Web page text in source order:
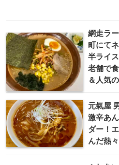
網走ラ
町にて
半ライ
老舗で
＆人気
元氣屋
激辛あ
ダー！
んだ熱